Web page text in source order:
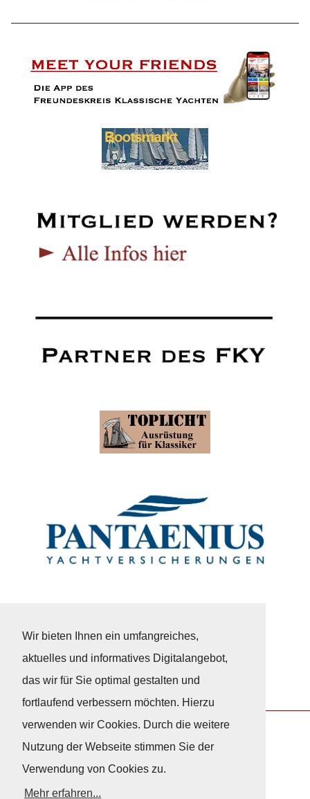
Wir bieten Ihnen ein umfangreiches,
aktuelles und informatives Digitalangebot,
das wir für Sie optimal gestalten und
fortlaufend verbessern möchten. Hierzu
verwenden wir Cookies. Durch die weitere
Nutzung der Webseite stimmen Sie der
Verwendung von Cookies zu.
Mehr erfahren...